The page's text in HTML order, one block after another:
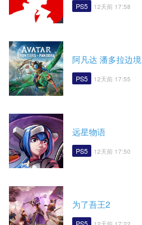
PS5 12天前 17:58
阿凡达 潘多拉边境
PS5 12天前 17:55
远星物语
PS5 12天前 17:50
为了吾王2